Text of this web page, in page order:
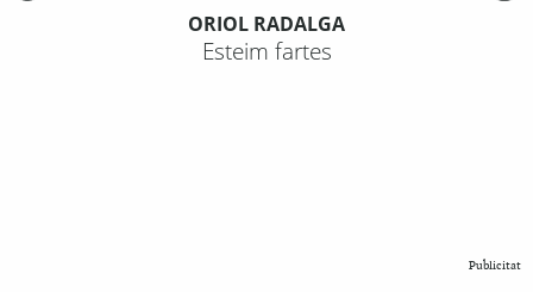
ORIOL RADALGA
Esteim fartes
Publicitat